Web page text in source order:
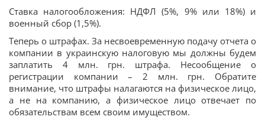
Ставка налогообложения: НДФЛ (5%, 9% или 18%) и
военный сбор (1,5%).
Теперь о штрафах. За несвоевременную подачу отчета о
компании в украинскую налоговую мы должны будем
заплатить 4 млн. грн. штрафа. Несообщение о
регистрации компании – 2 млн. грн. Обратите
внимание, что штрафы налагаются на физическое лицо,
а не на компанию, а физическое лицо отвечает по
обязательствам всем своим имуществом.